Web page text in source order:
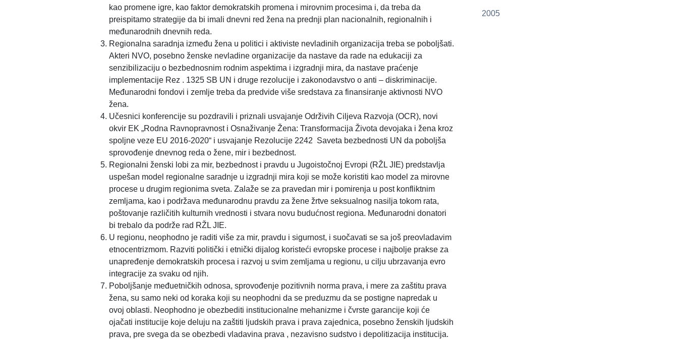
kao promene igre, kao faktor demokratskih promena i mirovnim procesima i, da treba da
preispitamo strategije da bi imali dnevni red žena na prednji plan nacionalnih, regionalnih i
međunarodnih dnevnih reda.
Regionalna saradnja između žena u politici i aktiviste nevladinih organizacija treba se poboljšati.
Akteri NVO, posebno ženske nevladine organizacije da nastave da rade na edukaciji za
senzibilizaciju o bezbednosnim rodnim aspektima i izgradnji mira, da nastave praćenje
implementacije Rez . 1325 SB UN i druge rezolucije i zakonodavstvo o anti – diskriminacije.
Međunarodni fondovi i zemlje treba da predvide više sredstava za finansiranje aktivnosti NVO
žena.
Učesnici konferencije su pozdravili i priznali usvajanje Održivih Ciljeva Razvoja (OCR), novi
okvir EK „Rodna Ravnopravnost i Osnaživanje Žena: Transformacija Života devojaka i žena kroz
spoljne veze EU 2016-2020“ i usvajanje Rezolucije 2242 Saveta bezbednosti UN da poboljša
sprovođenje dnevnog reda o žene, mir i bezbednost.
Regionalni ženski lobi za mir, bezbednost i pravdu u Jugoistočnoj Evropi (RŽL JIE) predstavlja
uspešan model regionalne saradnje u izgradnji mira koji se može koristiti kao model za mirovne
procese u drugim regionima sveta. Zalaže se za pravedan mir i pomirenja u post konfliktnim
zemljama, kao i podržava međunarodnu pravdu za žene žrtve seksualnog nasilja tokom rata,
poštovanje različitih kulturnih vrednosti i stvara novu budućnost regiona. Međunarodni donatori
bi trebalo da podrže rad RŽL JIE.
U regionu, neophodno je raditi više za mir, pravdu i sigurnost, i suočavati se sa još preovladavim
etnocentrizmom. Razviti politički i etnički dijalog koristeći evropske procese i najbolje prakse za
unapređenje demokratskih procesa i razvoj u svim zemljama u regionu, u cilju ubrzavanja evro
integracije za svaku od njih.
Poboljšanje međuetničkih odnosa, sprovođenje pozitivnih norma prava, i mere za zaštitu prava
žena, su samo neki od koraka koji su neophodni da se preduzmu da se postigne napredak u
ovoj oblasti. Neophodno je obezbediti institucionalne mehanizme i čvrste garancije koji će
ojačati institucije koje deluju na zaštiti ljudskih prava i prava zajednica, posebno ženskih ljudskih
prava, pre svega da se obezbedi vladavina prava , nezavisno sudstvo i depolitizacija institucija.
2005